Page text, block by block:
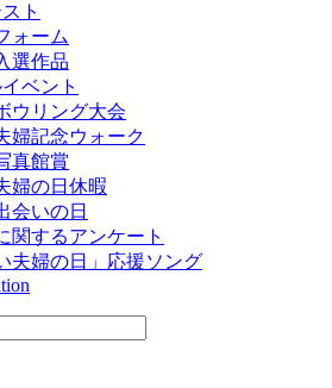
ト
ォーム
選作品
ベント
ウリング大会
婦記念ウォーク
真館賞
婦の日休暇
会いの日
関するアンケート
夫婦の日」応援ソング